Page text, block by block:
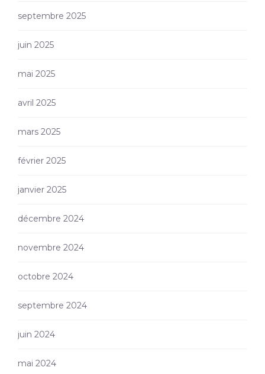
septembre 2025
juin 2025
mai 2025
avril 2025
mars 2025
février 2025
janvier 2025
décembre 2024
novembre 2024
octobre 2024
septembre 2024
juin 2024
mai 2024